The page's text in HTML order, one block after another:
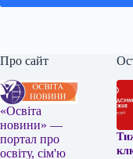
Про сайт
«Освіта
новини» —
портал про
освіту, сім'ю